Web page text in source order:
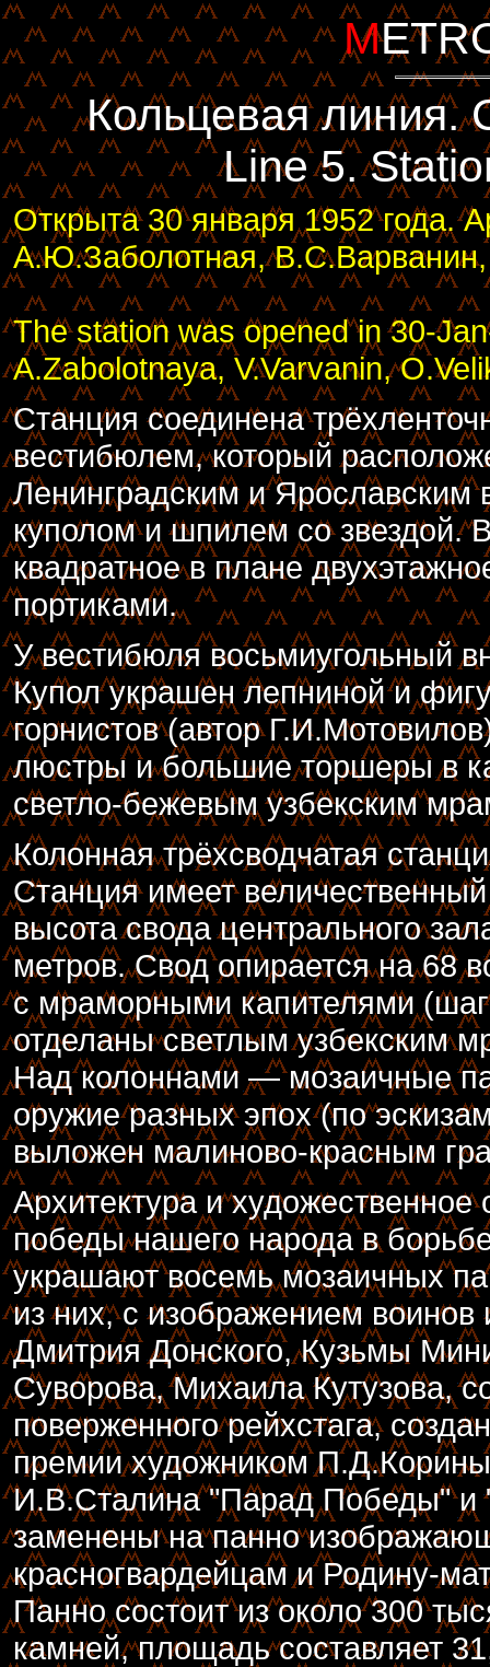
M
Кольцевая линия.
Line 5.
Открыта 30 января 1952 года.
А.Ю.Заболотная,
The station was opened in 30-
A.Zabolotnaya, V.Varvanin,
Станция соединена
вестибюлем, который
Ленинградским и
куполом и шпилем со звездой.
квадратное в плане
портиками.
У вестибюля восьмиугольный
Купол украшен лепниной и
горнистов (автор
люстры и большие торшеры в
светло-бежевым узбекским
Колонная трёхсводчатая
Станция имеет
высота свода центрального
метров. Свод опирается на 68
с мраморными капителями
отделаны светлым узбекским
Над колоннами — мозаичные
оружие разных эпох (по
выложен малиново-красным
Архитектура и
победы нашего народа в
украшают восемь мозаичных
из них, с изображением воинов
Дмитрия Донского, Кузьмы
Суворова, Михаила Кутузова,
поверженного рейхстага,
премии художником
И.В.Сталина "Парад Победы" и
заменены на панно
красногвардейцам и Родину-
Панно состоит из около 300
камней, площадь составляет